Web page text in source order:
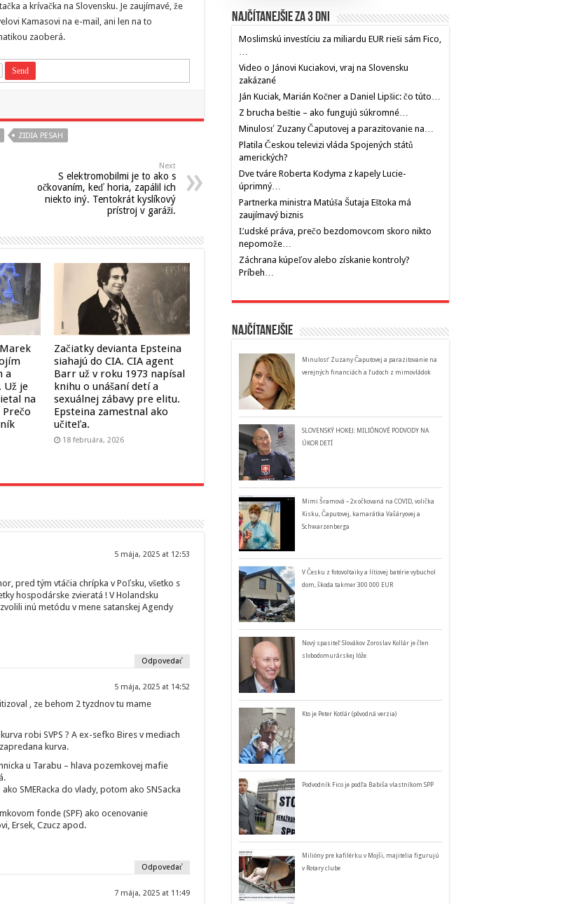
a krívačka na Slovensku. Je zaujímavé, že
Kamasovi na e-mail, ani len na to
zaoberá.
ZIDIA PESAH
Next
S elektromobilmi je to ako s
očkovaním, keď horia, zapálil ich
niekto iný. Tentokrát kyslíkový
prístroj v garáži.
a
Už je
na
Začiatky devianta Epsteina
siahajú do CIA. CIA agent
Barr už v roku 1973 napísal
knihu o unášaní detí a
sexuálnej zábavy pre elitu.
Epsteina zamestnal ako
učiteľa.
18 februára, 2026
5 mája, 2025 at 12:53
pred tým vtáčia chrípka v Poľsku, všetko s
hospodárske zvieratá ! V Holandsku
inú metódu v mene satanskej Agendy
Odpovedať
5 mája, 2025 at 14:52
, ze behom 2 tyzdnov tu mame
robi SVPS ? A ex-sefko Bires v mediach
kurva.
u Tarabu – hlava pozemkovej mafie
SMERacka do vlady, potom ako SNSacka
fonde (SPF) ako ocenovanie
Ersek, Czucz apod.
Odpovedať
7 mája, 2025 at 11:49
Najčítanejšie za 3 dni
Moslimskú investíciu za miliardu EUR rieši sám Fico,
…
Video o Jánovi Kuciakovi, vraj na Slovensku
zakázané
Ján Kuciak, Marián Kočner a Daniel Lipšic: čo túto…
Z brucha beštie – ako fungujú súkromné…
Minulosť Zuzany Čaputovej a parazitovanie na…
Platila Českou televizi vláda Spojených států
amerických?
Dve tváre Roberta Kodyma z kapely Lucie-
úprimný…
Partnerka ministra Matúša Šutaja Eštoka má
zaujímavý biznis
Ľudské práva, prečo bezdomovcom skoro nikto
nepomože…
Záchrana kúpeľov alebo získanie kontroly?
Príbeh…
Najčítanejšie
Minulosť Zuzany Čaputovej a parazitovanie na
verejných financiách a ľudoch z mimovládok
SLOVENSKÝ HOKEJ: MILIÓNOVÉ PODVODY NA
ÚKOR DETÍ
Mimi Šramová – 2x očkovaná na COVID, volička
Kisku, Čaputovej, kamarátka Vašáryovej a
Schwarzenberga
V Česku z fotovoltaiky a lítiovej batérie vybuchol
dom, škoda takmer 300 000 EUR
Nový spasiteľ Slovákov Zoroslav Kollár je člen
slobodomurárskej lóže
Kto je Peter Kotlár (pôvodná verzia)
Podvodník Fico je podľa Babiša vlastníkom SPP
Milióny pre kafilérku v Mojši, majitelia figurujú
v Rotary clube